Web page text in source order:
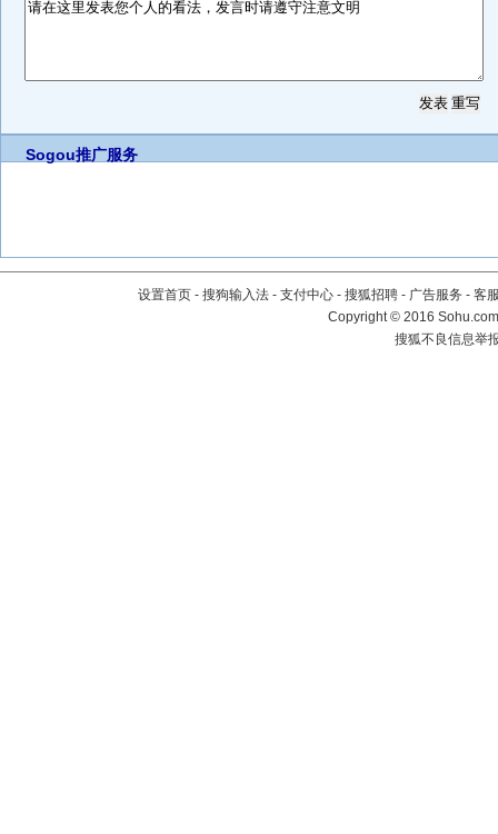
Sogou推广服务
设置首页 - 搜狗输入法 - 支付中心 - 搜狐招聘 - 广告服务 - 客
Copyright©2016
搜狐不良信息举